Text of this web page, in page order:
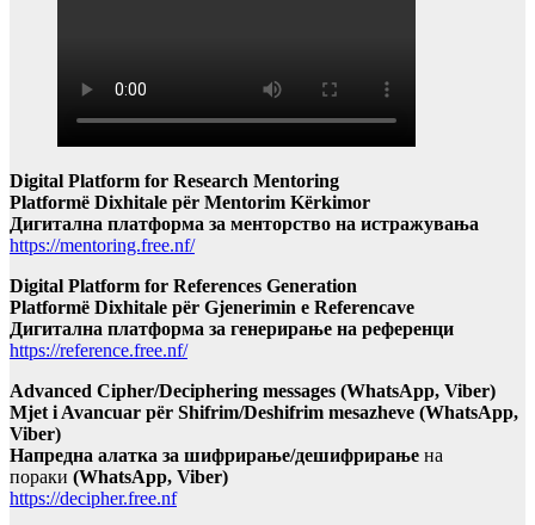
Digital Platform for Research Mentoring
Platformë Dixhitale për Mentorim Kërkimor
Дигитална платформа за менторство на истражувања
https://mentoring.free.nf/
Digital Platform for References Generation
Platformë Dixhitale për Gjenerimin e Referencave
Дигитална платформа за генерирање на референци
https://reference.free.nf/
Advanced Cipher/Deciphering messages (WhatsApp, Viber)
Mjet i Avancuar për Shifrim/Deshifrim mesazheve (WhatsApp,
Viber)
Напредна алатка за шифрирање/дешифрирање на
пораки (WhatsApp, Viber)
https://decipher.free.nf